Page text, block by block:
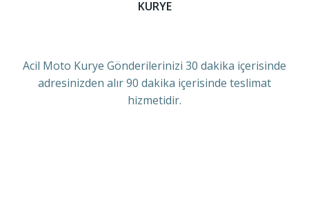
KURYE
Acil Moto Kurye Gönderilerinizi 30 dakika içerisinde
adresinizden alır 90 dakika içerisinde teslimat
hizmetidir.